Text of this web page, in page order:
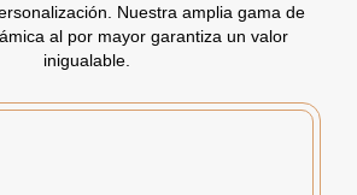
Nuestra amplia gama de
al por mayor garantiza un valor
inigualable.